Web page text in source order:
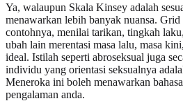
Ya, walaupun Skala Kinsey adalah
menawarkan lebih banyak nuansa.
contohnya, menilai tarikan, tingkah
ubah lain merentasi masa lalu, masa
ideal. Istilah seperti abroseksual juga
individu yang orientasi seksualnya
Meneroka ini boleh menawarkan
pengalaman anda.